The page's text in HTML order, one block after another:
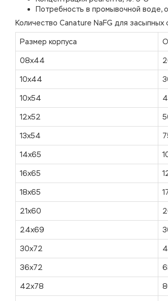
Потребность в промывочной воде,
Количество Canature NaFG для засыпных
Размер корпуса
08х44
10х44
10х54
12х52
13х54
14х65
16х65
18х65
21х60
24х69
30х72
36х72
42х78